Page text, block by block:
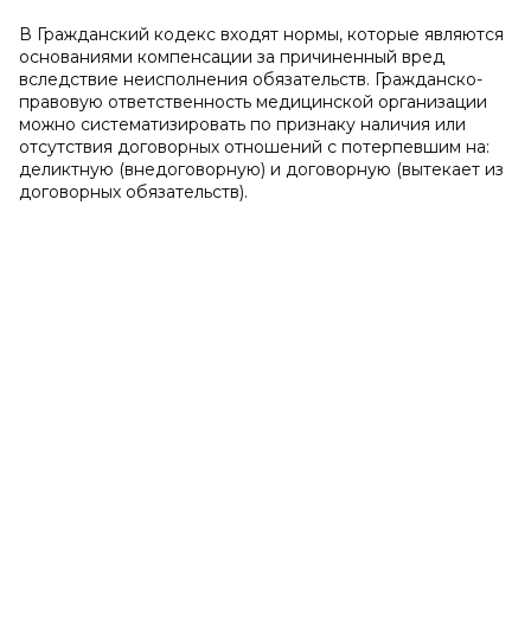
В Гражданский кодекс входят нормы, которые являются
основаниями компенсации за причиненный вред
вследствие неисполнения обязательств. Гражданско-
правовую ответственность медицинской организации
можно систематизировать по признаку наличия или
отсутствия договорных отношений с потерпевшим на:
деликтную (внедоговорную) и договорную (вытекает из
договорных обязательств).